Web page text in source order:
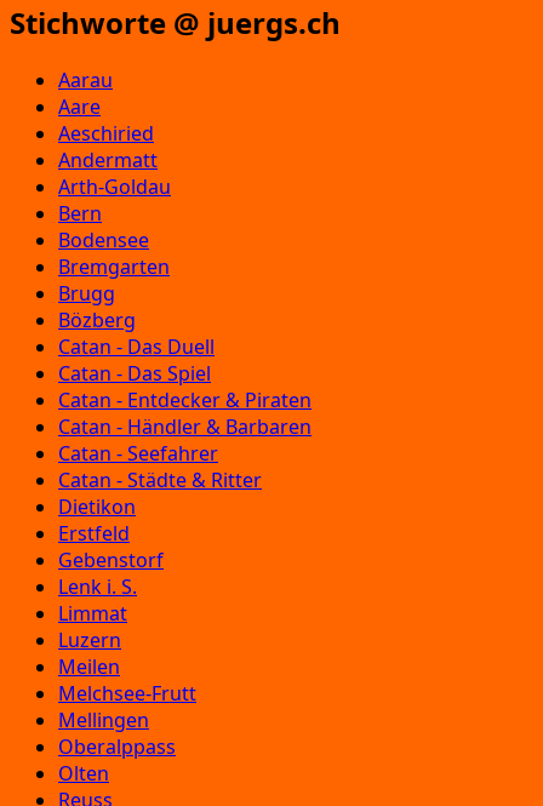
Stichworte @ juergs.ch
Aarau
Aare
Aeschiried
Andermatt
Arth-Goldau
Bern
Bodensee
Bremgarten
Brugg
Bözberg
Catan - Das Duell
Catan - Das Spiel
Catan - Entdecker & Piraten
Catan - Händler & Barbaren
Catan - Seefahrer
Catan - Städte & Ritter
Dietikon
Erstfeld
Gebenstorf
Lenk i. S.
Limmat
Luzern
Meilen
Melchsee-Frutt
Mellingen
Oberalppass
Olten
Reuss